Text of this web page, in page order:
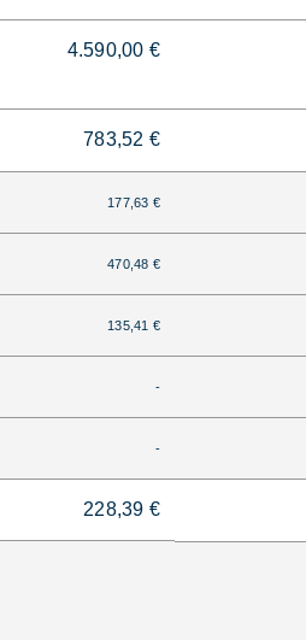
4.590,00 €
783,52 €
177,63 €
470,48 €
135,41 €
-
-
228,39 €